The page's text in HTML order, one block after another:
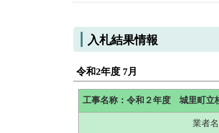
入札結果情報
令和2年度 7月
工事名称：令和２年度 城里町立
業者名